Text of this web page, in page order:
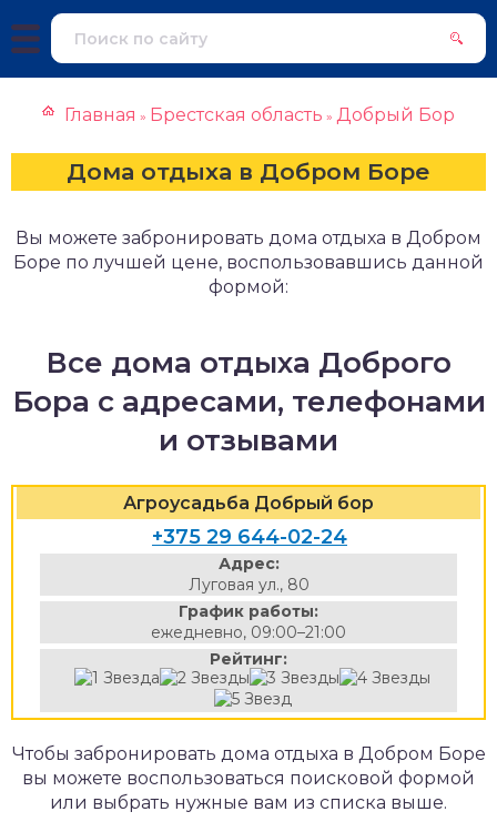
Главная » Брестская область » Добрый Бор
Дома отдыха в Добром Боре
Вы можете забронировать дома отдыха в Добром
Боре по лучшей цене, воспользовавшись данной
формой:
Все дома отдыха Доброго
Бора с адресами, телефонами
и отзывами
Агроусадьба Добрый бор
+375 29 644-02-24
Адрес:
Луговая ул., 80
График работы:
ежедневно, 09:00–21:00
Рейтинг:
Чтобы забронировать дома отдыха в Добром Боре
вы можете воспользоваться поисковой формой
или выбрать нужные вам из списка выше.